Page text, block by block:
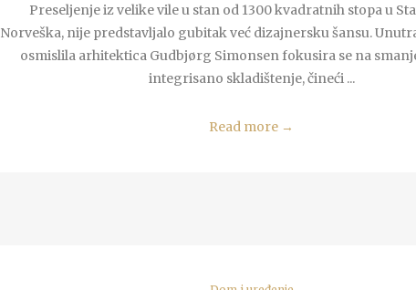
Preseljenje iz velike vile u stan od 1300 kvadratnih stopa u
Norveška, nije predstavljalo gubitak već dizajnersku šansu.
osmislila arhitektica Gudbjørg Simonsen fokusira se na
integrisano skladištenje, čineći ...
Read more →